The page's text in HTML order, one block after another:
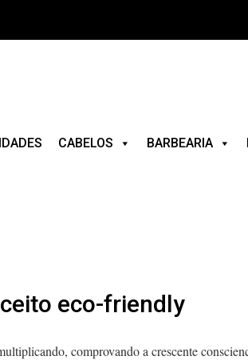
CABELOS BARBEARIA
eco-friendly
comprovando a crescente